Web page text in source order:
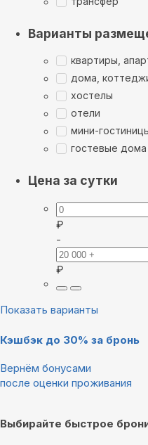
Варианты
квартиры,
дома,
хостелы
отели
мини-
гостевые дома
Цена за сутки
₽
-
₽
Показать варианты
Кэшбэк до 30% за бронь
Вернём бонусами
после оценки проживания
Выбирайте быстрое